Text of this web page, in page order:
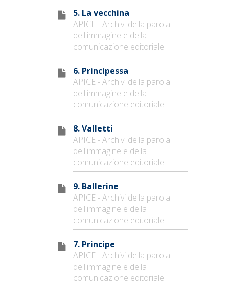
5. La vecchina
APICE - Archivi della parola
dell'immagine e della
comunicazione editoriale
6. Principessa
APICE - Archivi della parola
dell'immagine e della
comunicazione editoriale
8. Valletti
APICE - Archivi della parola
dell'immagine e della
comunicazione editoriale
9. Ballerine
APICE - Archivi della parola
dell'immagine e della
comunicazione editoriale
7. Principe
APICE - Archivi della parola
dell'immagine e della
comunicazione editoriale